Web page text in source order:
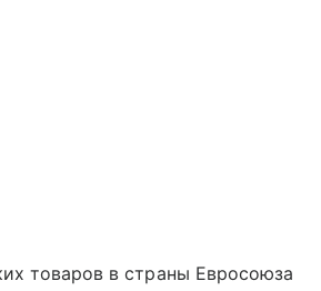
товаров в страны Евросоюза